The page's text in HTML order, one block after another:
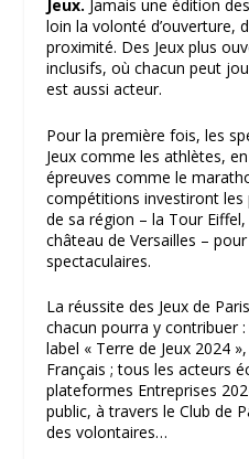
Jeux. Jamais une édition
loin la volonté d’ouverture,
proximité. Des Jeux plus
inclusifs, où chacun peut
est aussi acteur.
Pour la première fois, les
Jeux comme les athlètes,
épreuves comme le
compétitions investiront les
de sa région – la Tour
château de Versailles –
spectaculaires.
La réussite des Jeux de
chacun pourra y contribuer
label « Terre de Jeux 2024
Français ; tous les acteurs
plateformes Entreprises
public, à travers le Club de
des volontaires…